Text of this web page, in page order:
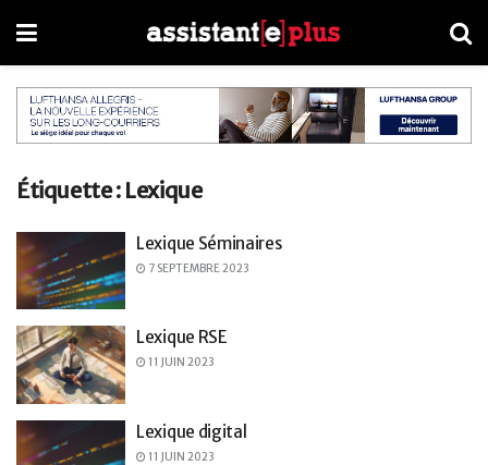
Étiquette : Lexique
Lexique Séminaires
7 SEPTEMBRE 2023
Lexique RSE
11 JUIN 2023
Lexique digital
11 JUIN 2023